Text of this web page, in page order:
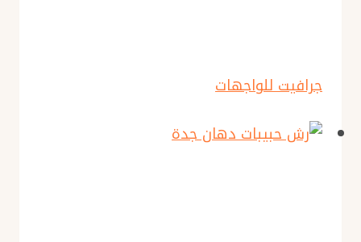
جرافيت للواجهات